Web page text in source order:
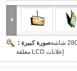
صورة كبيرة :280W 43 "450cd / m2 1080 × 1920 شاشة
إعلانات LCD معلقة